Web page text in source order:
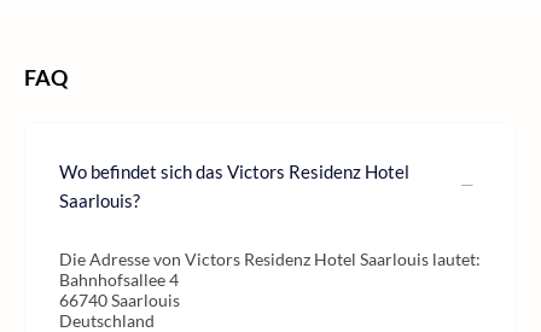
FAQ
Wo befindet sich das Victors Residenz Hotel
Saarlouis?
Die Adresse von Victors Residenz Hotel Saarlouis lautet:
Bahnhofsallee 4
66740 Saarlouis
Deutschland